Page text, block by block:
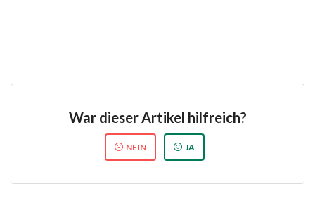
War dieser Artikel hilfreich?
NEIN JA